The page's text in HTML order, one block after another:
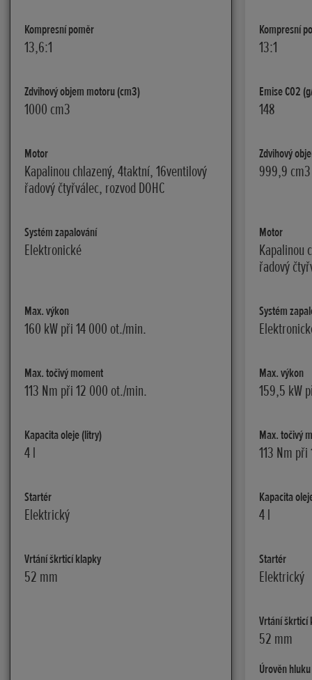
Kompresní poměr
13,6:1
Zdvihový objem motoru (cm3)
1000 cm3
Motor
Kapalinou chlazený, 4taktní, 16ventilový
řadový čtyřválec, rozvod DOHC
Systém zapalování
Elektronické
Max. výkon
160 kW při 14 000 ot./min.
Max. točivý moment
113 Nm při 12 000 ot./min.
Kapacita oleje (litry)
4 l
Startér
Elektrický
Vrtání škrticí klapky
52 mm
Kompresní
13:1
Emise C02
148
Zdvihový
999,9 cm3
Motor
Kapalinou
řadový
Systém
Max. výkon
159,5 kW
Max. točivý
113 Nm
Kapacita
4 l
Startér
Elektrický
Vrtání škrticí
52 mm
Úrověn